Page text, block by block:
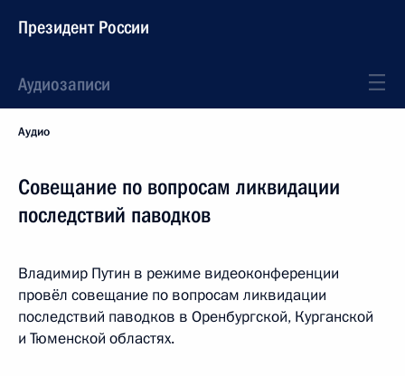
Президент России
Аудиозаписи
Аудио
Совещание по вопросам ликвидации
последствий паводков
Владимир Путин в режиме видеоконференции
провёл совещание по вопросам ликвидации
последствий паводков в Оренбургской, Курганской
и Тюменской областях.